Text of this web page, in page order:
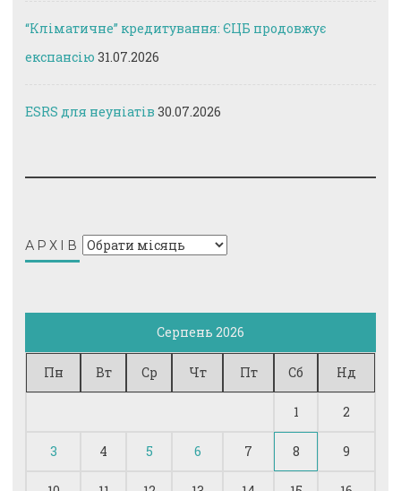
“Кліматичне” кредитування: ЄЦБ продовжує
експансію 31.07.2026
ESRS для неуніатів 30.07.2026
АРХІВ Архів
Серпень 2026
Пн Вт Ср Чт Пт Сб Нд
1 2
3 4 5 6 7 8 9